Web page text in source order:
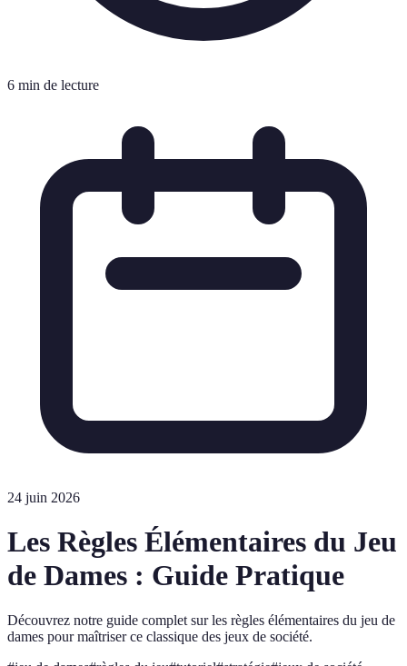
6 min de lecture
24 juin 2026
Les Règles Élémentaires du Jeu
de Dames : Guide Pratique
Découvrez notre guide complet sur les règles élémentaires du jeu de
dames pour maîtriser ce classique des jeux de société.